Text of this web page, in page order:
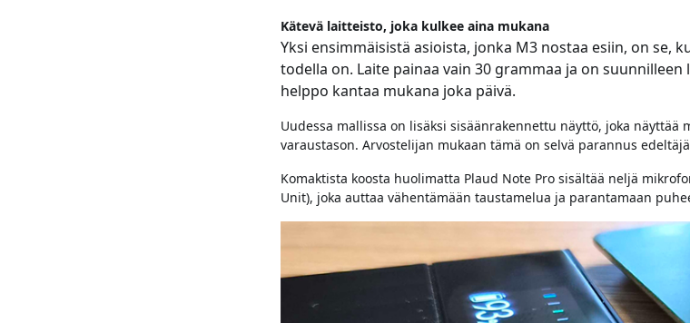
Kätevä laitteisto, joka kulkee aina mukana
Yksi ensimmäisistä asioista, jonka M3 nostaa esiin, on se,
todella on. Laite painaa vain 30 grammaa ja on
helppo kantaa mukana joka päivä.
Uudessa mallissa on lisäksi sisäänrakennettu näyttö, joka
varaustason. Arvostelijan mukaan tämä on selvä parannus
Komaktista koosta huolimatta Plaud Note Pro sisältää neljä
Unit), joka auttaa vähentämään taustamelua ja parantamaan